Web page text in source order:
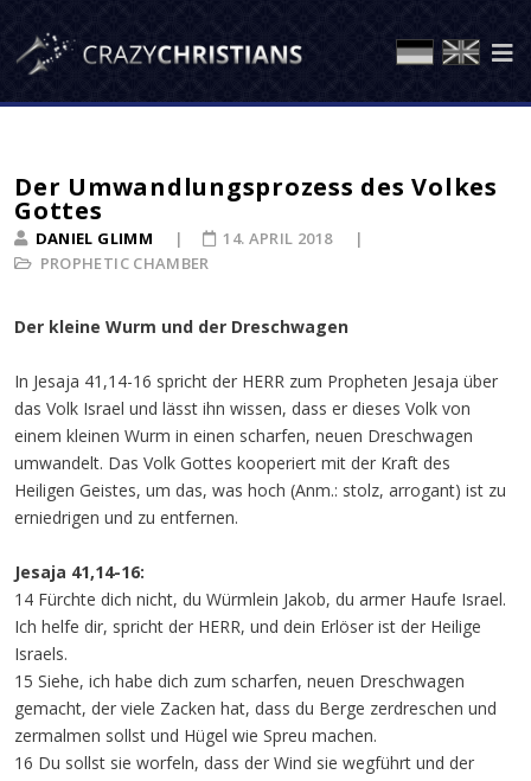
Der Umwandlungsprozess des Volkes
Gottes
DANIEL GLIMM
PROPHETIC CHAMBER
14. APRIL 2018
Der kleine Wurm und der Dreschwagen
In Jesaja 41,14-16 spricht der HERR zum Propheten Jesaja über
das Volk Israel und lässt ihn wissen, dass er dieses Volk von
einem kleinen Wurm in einen scharfen, neuen Dreschwagen
umwandelt. Das Volk Gottes kooperiert mit der Kraft des
Heiligen Geistes, um das, was hoch (Anm.: stolz, arrogant) ist zu
erniedrigen und zu entfernen.
Jesaja 41,14-16:
14 Fürchte dich nicht, du Würmlein Jakob, du armer Haufe Israel.
Ich helfe dir, spricht der HERR, und dein Erlöser ist der Heilige
Israels.
15 Siehe, ich habe dich zum scharfen, neuen Dreschwagen
gemacht, der viele Zacken hat, dass du Berge zerdreschen und
zermalmen sollst und Hügel wie Spreu machen.
16 Du sollst sie worfeln, dass der Wind sie wegführt und der